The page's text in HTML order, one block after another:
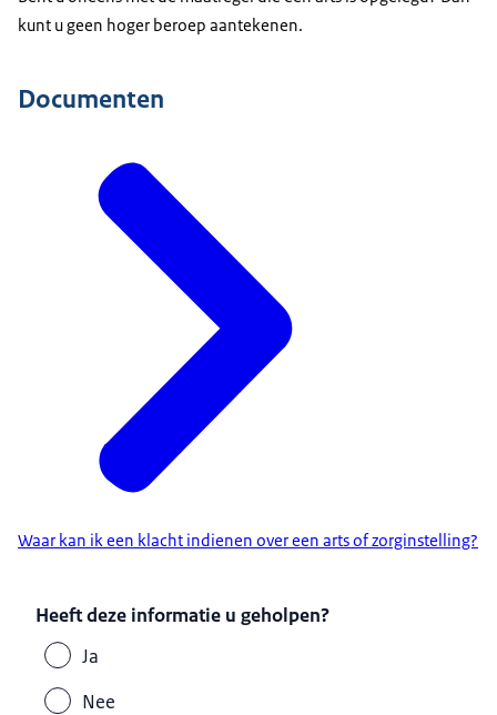
kunt u geen hoger beroep aantekenen.
Documenten
Waar kan ik een klacht indienen over een arts of zorginstelling?
Heeft deze informatie u geholpen?
Ja
Nee